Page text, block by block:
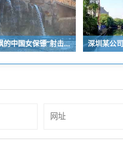
“又酷又飒的中国女保镖”射击夺冠